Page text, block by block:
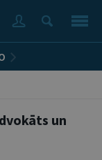
un